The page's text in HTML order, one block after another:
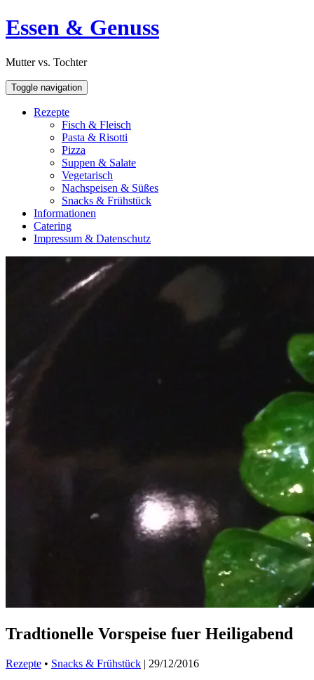
Skip
to
Open
Sidebar
Essen & Genuss
Mutter vs. Tochter
Toggle navigation
Rezepte
Fisch & Fleisch
Pasta & Risotti
Pizza
Suppen & Salate
Vegetarisch
Nachspeisen & Süßes
Snacks & Frühstück
Informationen
Catering
Impressum & Datenschutz
Tradtionelle Vorspeise fuer Heiligabend
Rezepte • Snacks & Frühstück | 29/12/2016